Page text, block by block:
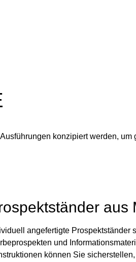
konzipiert werden, um
aus
angefertigte Prospektständer
und
können Sie